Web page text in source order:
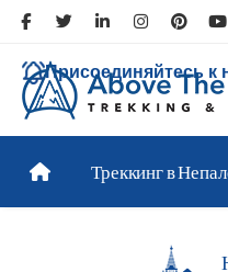
Присоединяйтесь
Треккинг в